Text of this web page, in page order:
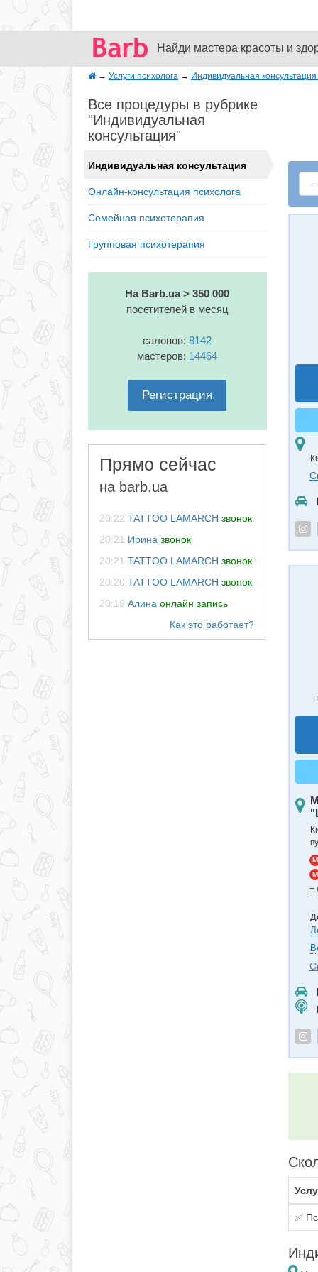
Найди мастера красоты и
→ Услуги психолога → Индивидуальная
Все процедуры в рубрике
"Индивидуальная
консультация"
Индивидуальная консультация
Онлайн-консультация психолога
Семейная психотерапия
Групповая психотерапия
На Barb.ua > 350 000
посетителей в месяц
салонов:8142
мастеров: 14464
Регистрация
Прямо сейчас
на barb.ua
20:22 TATTOO LAMARCH звонок
20:21 Ирина звонок
20:21 TATTOO LAMARCH звонок
20:20 TATTOO LAMARCH звонок
20:19 Алина онлайн запись
M
M
+
✅